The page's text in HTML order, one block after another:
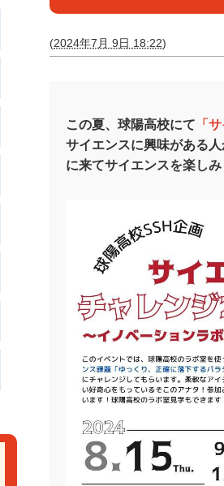
(2024年7月 9日 18:22)
この夏、球陽高校にて 「 サ
サイエンスに興味がある
に来てサイエンスを楽しみ